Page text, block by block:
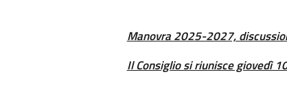
Manovra 2025-2027,
Il Consiglio si riunisce giovedì